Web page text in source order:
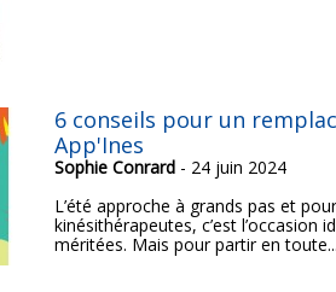
6 conseils pour un
App'Ines
Sophie Conrard - 24 juin 2024
L’été approche à grands pas et
kinésithérapeutes, c’est l’occasion
méritées. Mais pour partir en toute...